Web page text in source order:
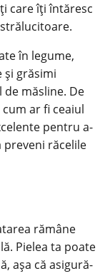
care îți întăresc
în legume,
și grăsimi
de măsline. De
ar fi ceaiul
pentru a-
răcelile
rămâne
Pielea ta poate
așa că asigură-